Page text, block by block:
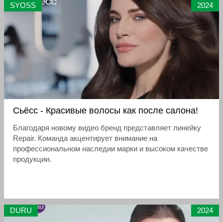
SYOSS 2024
Сьёсс - Красивые волосы как после салона!
Благодаря новому видео бренд представляет линейку
Repair. Команда акцентирует внимание на
профессиональном наследии марки и высоком качестве
продукции.
DURU 2024